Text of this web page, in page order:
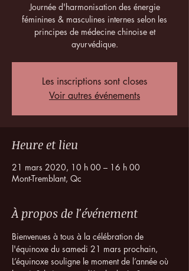
Journée d'harmonisation des énergie
féminines & masculines internes selon les
principes de médecine chinoise et
ayurvédique.
Les inscriptions sont closes
Voir autres événements
Heure et lieu
21 mars 2020, 10 h 00 – 16 h 00
Mont-Tremblant, Qc
À propos de l'événement
Bienvenues à tous à la célébration de
l'équinoxe du samedi 21 mars prochain,
L’équinoxe souligne le moment de l’année où